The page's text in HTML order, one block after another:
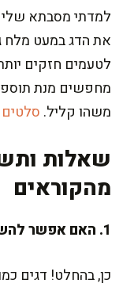
למדתי מסבתא
את הדג במעט מלח
לטעמים חזקים
מחפשים מנת
משהו קליל. סלטים
שאלות
מהקוראים
1. האם אפשר להשתמש בדג אחר במקום ברבוניה?
כן, בהחלט! דגים